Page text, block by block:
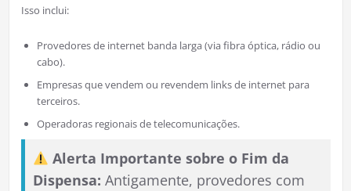
Isso inclui:
Provedores de internet banda larga (via fibra óptica, rádio ou
cabo).
Empresas que vendem ou revendem links de internet para
terceiros.
Operadoras regionais de telecomunicações.
Alerta Importante sobre o Fim da
Dispensa: Antigamente, provedores com